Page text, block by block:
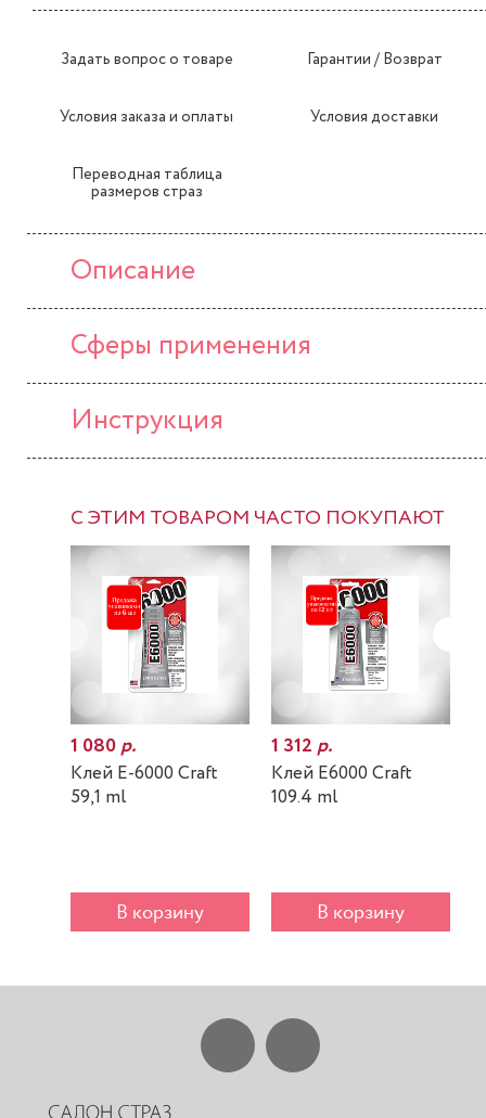
Задать вопрос о товаре Гарантии / Возврат
Условия заказа и оплаты Условия доставки
Переводная таблица
размеров страз
Описание
Сферы применения
Инструкция
С ЭТИМ ТОВАРОМ ЧАСТО ПОКУПАЮТ
1 080р.
Клей E-6000 Craft
59,1 ml
В корзину
1 312р.
Клей E6000 Craft
109.4 ml
В корзину